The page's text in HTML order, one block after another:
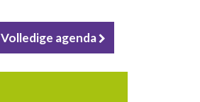
Volledige agenda